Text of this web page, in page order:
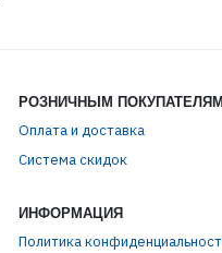
РОЗНИЧНЫМ
Оплата и доставка
Система скидок
ИНФОРМАЦИЯ
Политика